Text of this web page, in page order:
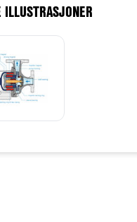
ILLUSTRASJONER